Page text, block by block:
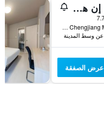
جينجيانغ إن هوانغشانهو بارك ميدل تشينغجيانغ رود، جيانغيين
No.38 Chengjiang Middle Road, وشى, الصين
عرض الصفقة